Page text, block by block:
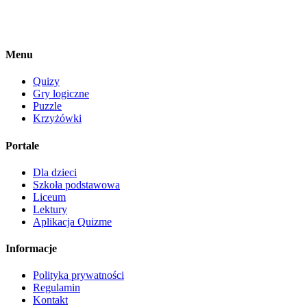
Menu
Quizy
Gry logiczne
Puzzle
Krzyżówki
Portale
Dla dzieci
Szkoła podstawowa
Liceum
Lektury
Aplikacja Quizme
Informacje
Polityka prywatności
Regulamin
Kontakt